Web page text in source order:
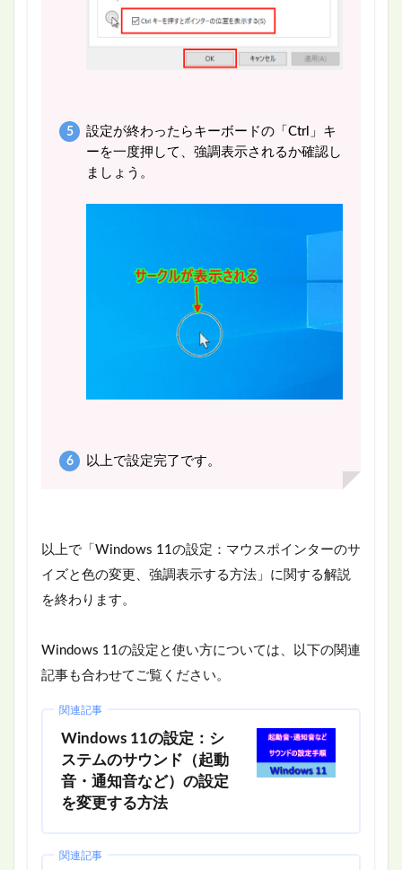
設定が終わったらキーボードの「Ctrl」キ
ーを一度押して、強調表示されるか確認し
ましょう。
以上で設定完了です。
以上で「Windows 11の設定：マウスポインターのサ
イズと色の変更、強調表示する方法」に関する解説
を終わります。
Windows 11の設定と使い方については、以下の関連
記事も合わせてご覧ください。
関連記事
Windows 11の設定：シ
ステムのサウンド（起動
音・通知音など）の設定
を変更する方法
関連記事